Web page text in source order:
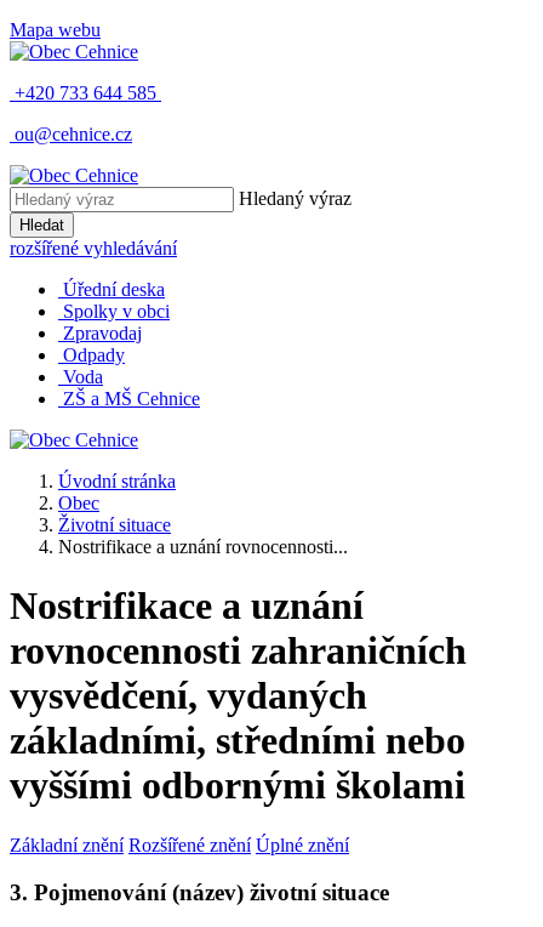
Mapa webu
+420 733 644 585
ou@cehnice.cz
Hledaný výraz
Hledat
rozšířené vyhledávání
Úřední deska
Spolky v obci
Zpravodaj
Odpady
Voda
ZŠ a MŠ Cehnice
Úvodní stránka
Obec
Životní situace
Nostrifikace a uznání rovnocennosti...
Nostrifikace a uznání
rovnocennosti zahraničních
vysvědčení, vydaných
základními, středními nebo
vyššími odbornými školami
Základní znění Rozšířené znění Úplné znění
3. Pojmenování (název) životní situace